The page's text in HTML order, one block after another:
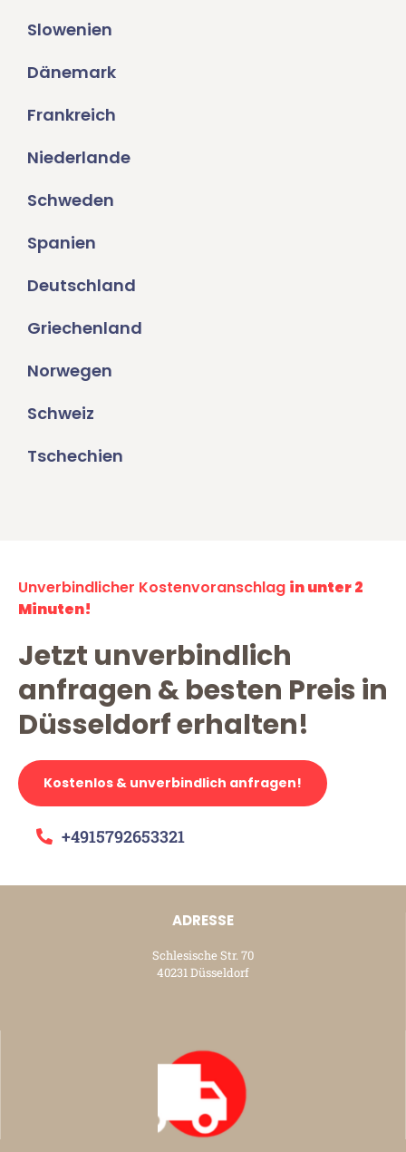
Slowenien
Dänemark
Frankreich
Niederlande
Schweden
Spanien
Deutschland
Griechenland
Norwegen
Schweiz
Tschechien
Unverbindlicher Kostenvoranschlag in unter 2
Minuten!
Jetzt unverbindlich
anfragen & besten Preis in
Düsseldorf erhalten!
Kostenlos & unverbindlich anfragen!
+4915792653321
ADRESSE
Schlesische Str. 70
40231 Düsseldorf